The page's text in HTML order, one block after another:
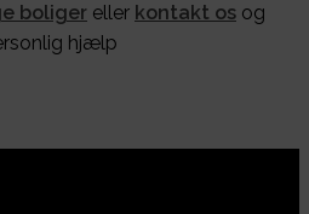
boliger eller kontakt os og
hjælp